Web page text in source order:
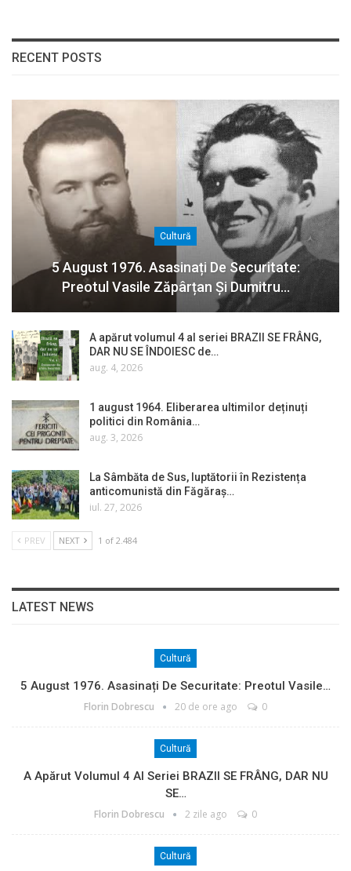
RECENT POSTS
Cultură
5 August 1976. Asasinați De Securitate:
Preotul Vasile Zăpârțan Și Dumitru…
A apărut volumul 4 al seriei BRAZII SE FRÂNG,
DAR NU SE ÎNDOIESC de…
aug. 4, 2026
1 august 1964. Eliberarea ultimilor deținuți
politici din România…
aug. 3, 2026
La Sâmbăta de Sus, luptătorii în Rezistența
anticomunistă din Făgăraș…
iul. 27, 2026
PREV NEXT 1 of 2.484
LATEST NEWS
Cultură
5 August 1976. Asasinați De Securitate: Preotul Vasile…
Florin Dobrescu 20 de ore ago 0
Cultură
A Apărut Volumul 4 Al Seriei BRAZII SE FRÂNG, DAR NU
SE…
Florin Dobrescu 2 zile ago 0
Cultură